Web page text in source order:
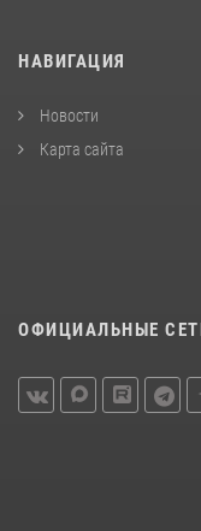
НАВИГАЦИЯ
Новости
Карта сайта
ОФИЦИАЛЬНЫЕ